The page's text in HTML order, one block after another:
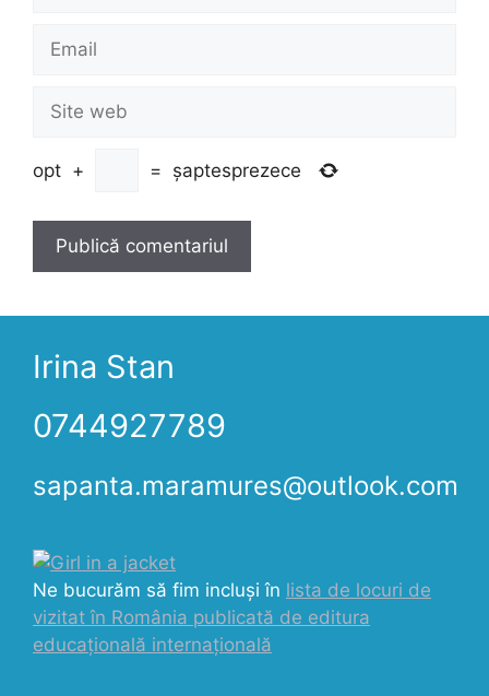
Email
Site
web
opt + = șaptesprezece
Irina Stan
0744927789
sapanta.maramures@outlook.com
Ne bucurăm să fim incluși în lista de locuri de
vizitat în România publicată de editura
educațională internațională